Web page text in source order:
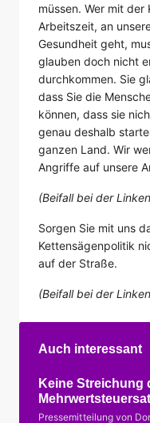
müssen. Wer mit der
Arbeitszeit, an
Gesundheit geht,
glauben doch nicht
durchkommen. Sie
dass Sie die
können, dass sie
genau deshalb
ganzen Land. Wir
Angriffe auf unsere
(Beifall bei der
Sorgen Sie mit uns
Kettensägenpolitik
auf der Straße.
(Beifall bei der
Auch interessant
Keine Streichung
Pressemitteilung von